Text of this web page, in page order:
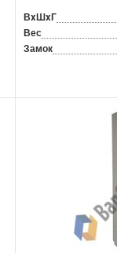
ВxШxГ
Вес
Замок